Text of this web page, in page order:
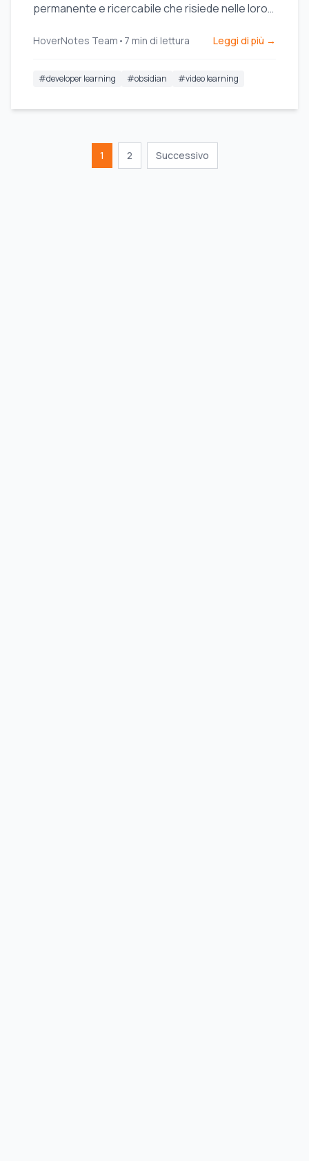
permanente e ricercabile che risiede nelle loro
HoverNotes Team • 7 min di lettura Leggi di più →
#developer learning #obsidian #video learning
1 2 Successivo